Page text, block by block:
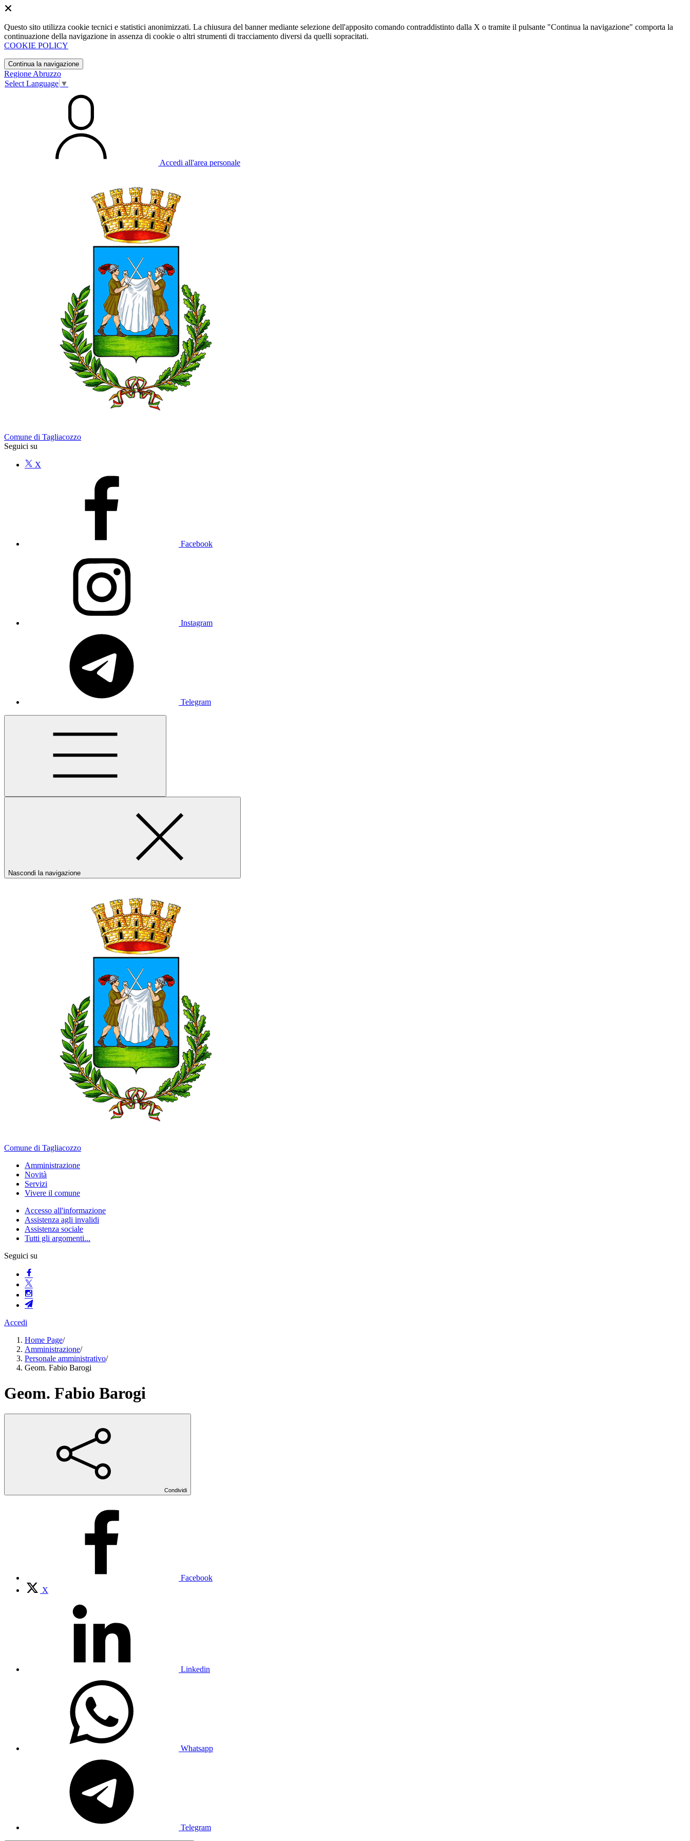
Questo sito utilizza cookie tecnici e statistici anonimizzati. La chiusura del banner mediante selezione dell'apposito comando contraddistinto dalla X o tramite il pulsante "Continua la navigazione" comporta la
continuazione della navigazione in assenza di cookie o altri strumenti di tracciamento diversi da quelli sopracitati.
COOKIE POLICY
Continua la navigazione
Regione Abruzzo
Select Language ▼
Accedi all'area personale
Comune di Tagliacozzo
Seguici su
X
Facebook
Instagram
Telegram
Nascondi la navigazione
Comune di Tagliacozzo
Amministrazione
Novità
Servizi
Vivere il comune
Accesso all'informazione
Assistenza agli invalidi
Assistenza sociale
Tutti gli argomenti...
Seguici su
Accedi
Home Page/
Amministrazione/
Personale amministrativo/
Geom. Fabio Barogi
Geom. Fabio Barogi
Condividi
Facebook
X
Linkedin
Whatsapp
Telegram